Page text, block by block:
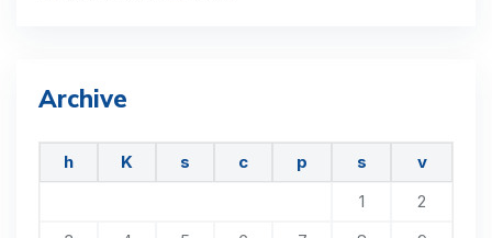
Archive
h K s c p s
v
1
2